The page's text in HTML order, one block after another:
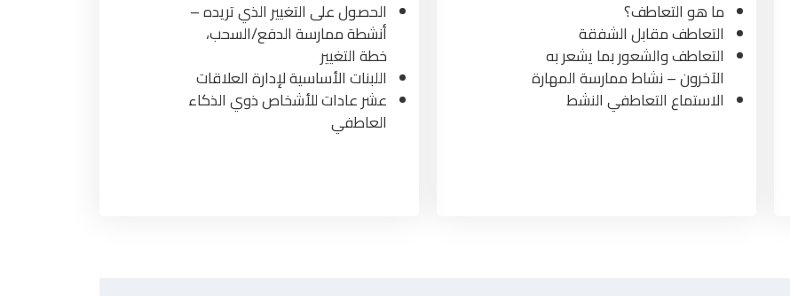
ما هو التعاطف؟
التعاطف مقابل الشفقة
التعاطف والشعور بما يشعر به
الآخرون – نشاط ممارسة المهارة
الاستماع التعاطفي النشط
الحصول على التغيير الذي تريده –
أنشطة ممارسة الدفع/السحب،
خطة التغيير
اللبنات الأساسية لإدارة العلاقات
عشر عادات للأشخاص ذوي الذكاء
العاطفي